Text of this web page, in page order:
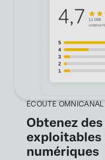
ÉCOUTE
Obtenez
exploitables
numériques